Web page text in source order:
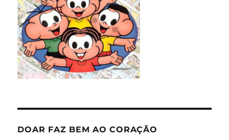
DOAR FAZ BEM AO CORAÇÃO